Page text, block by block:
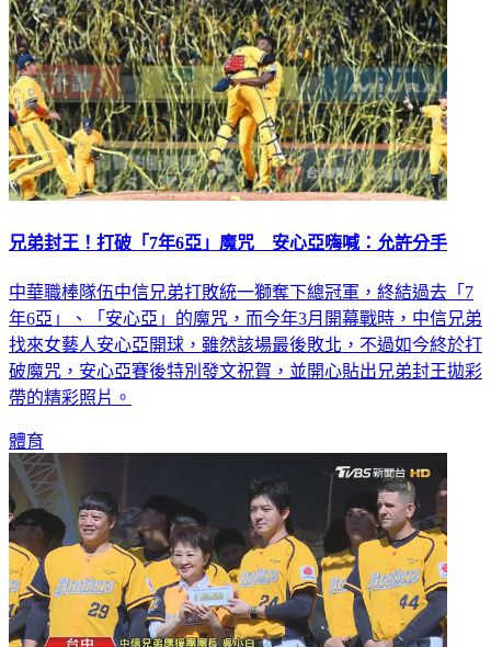
兄弟封王！打破「7年6亞」魔咒 安心亞嗨喊：允許分手
中華職棒隊伍中信兄弟打敗統一獅奪下總冠軍，終結過去「7
年6亞」、「安心亞」的魔咒，而今年3月開幕戰時，中信兄弟
找來女藝人安心亞開球，雖然該場最後敗北，不過如今終於打
破魔咒，安心亞賽後特別發文祝賀，並開心貼出兄弟封王拋彩
帶的精彩照片。
體育